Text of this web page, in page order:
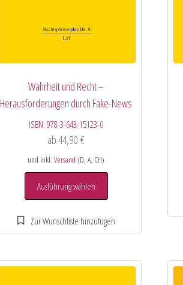
Wahrheit und Recht –
Herausforderungen durch Fake-News
ISBN:978-3-643-15123-0
ab44,90€
und inkl.Versand (D, A, CH)
Ausführung wählen